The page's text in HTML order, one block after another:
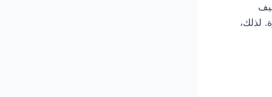
لذلك،